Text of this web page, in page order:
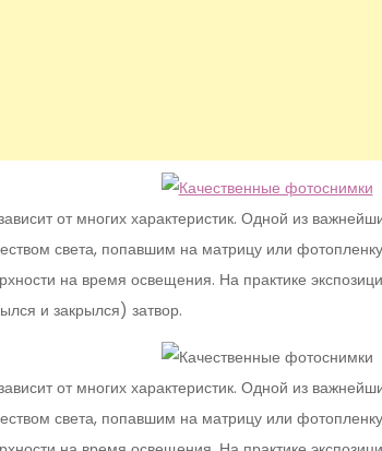
от многих характеристик. Одной из
света, попавшим на матрицу или
на время освещения. На практике
и закрылся) затвор.
от многих характеристик. Одной из
света, попавшим на матрицу или